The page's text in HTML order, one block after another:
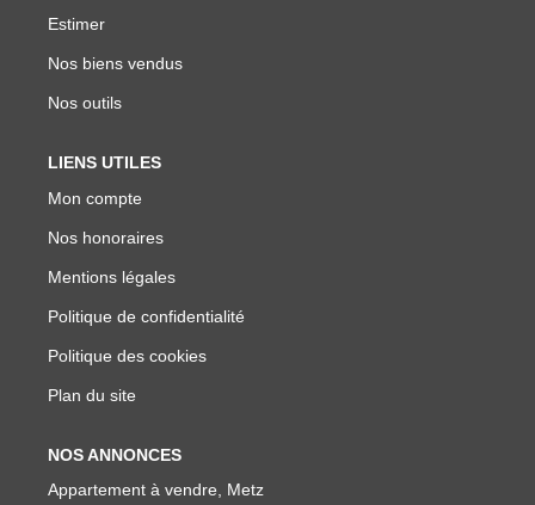
Estimer
Nos biens vendus
Nos outils
LIENS UTILES
Mon compte
Nos honoraires
Mentions légales
Politique de confidentialité
Politique des cookies
Plan du site
NOS ANNONCES
Appartement à vendre, Metz